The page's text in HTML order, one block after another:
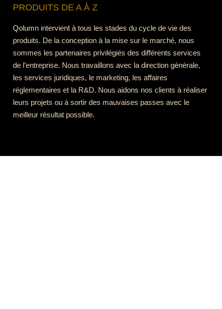
PRODUITS DE A À Z
Qolumn intervient à tous les stades du cycle de vie des
produits. De la conception à la mise sur le marché, nous
sommes les partenaires privilégiés des différents services
de l’entreprise. Nous travaillons avec la direction générale,
les services juridiques, le marketing, les affaires
réglementaires et la R&D. Nous aidons nos clients à réaliser
leurs projets ou à sortir des mauvaises passes avec le
meilleur résultat possible.